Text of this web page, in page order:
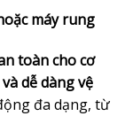
máy rung
toàn cho cơ
dễ dàng vệ
đa dạng, từ